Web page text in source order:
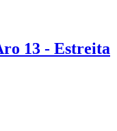
13 - Estreita